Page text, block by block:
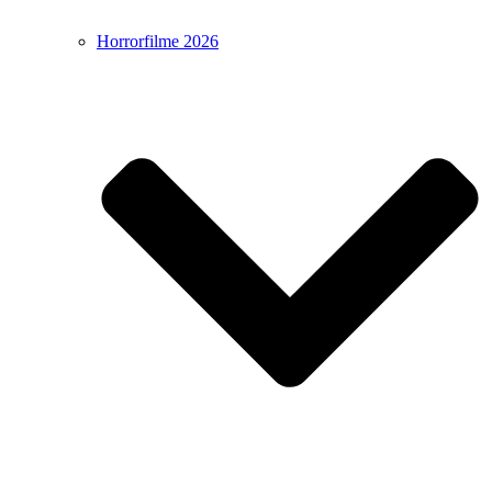
Horrorfilme 2026